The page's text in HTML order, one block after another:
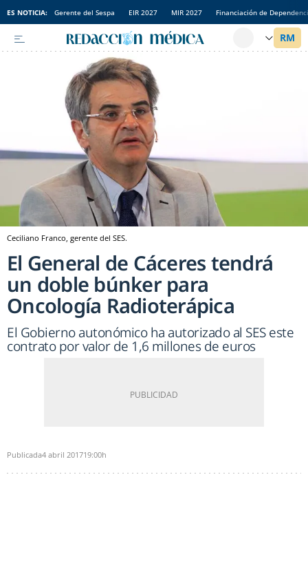
ES NOTICIA: Gerente del Sespa EIR 2027 MIR 2027 Financiación de
Ceciliano Franco, gerente del SES.
El General de Cáceres tendrá
un doble búnker para
Oncología Radioterápica
El Gobierno autonómico ha autorizado al SES este
contrato por valor de 1,6 millones de euros
Publicada4 abril 201719:00h